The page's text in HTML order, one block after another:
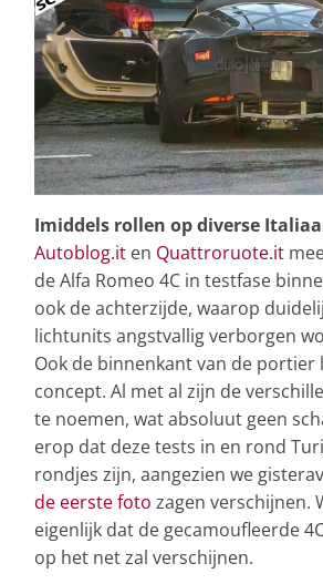
Imiddels rollen op diverse
Autoblog.it en Quattroruote.it
de Alfa Romeo 4C in testfase
ook de achterzijde, waarop
lichtunits angstvallig verborgen
Ook de binnenkant van de portier
concept. Al met al zijn de
te noemen, wat absoluut geen
erop dat deze tests in en rond
rondjes zijn, aangezien we
de eerste foto zagen verschijnen.
eigenlijk dat de gecamoufleerde
op het net zal verschijnen.